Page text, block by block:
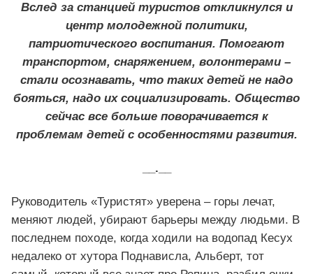
Вслед за станцией туристов откликнулся и
центр молодежной политики,
патриотического воспитания. Помогают
транспортом, снаряжением, волонтерами –
стали осознавать, что таких детей не надо
бояться, надо их социализировать. Общество
сейчас все больше поворачивается к
проблемам детей с особенностями развития.
__.__
Руководитель «Туристят» уверена – горы лечат,
меняют людей, убирают барьеры между людьми. В
последнем походе, когда ходили на водопад Кесух
недалеко от хутора Поднависла, Альберт, тот